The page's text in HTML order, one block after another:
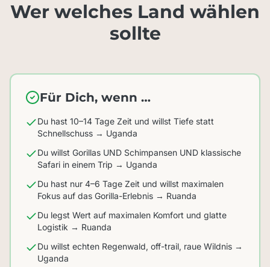
Wer welches Land wählen
sollte
Für Dich, wenn …
Du hast 10–14 Tage Zeit und willst Tiefe statt
Schnellschuss → Uganda
Du willst Gorillas UND Schimpansen UND klassische
Safari in einem Trip → Uganda
Du hast nur 4–6 Tage Zeit und willst maximalen
Fokus auf das Gorilla-Erlebnis → Ruanda
Du legst Wert auf maximalen Komfort und glatte
Logistik → Ruanda
Du willst echten Regenwald, off-trail, raue Wildnis →
Uganda